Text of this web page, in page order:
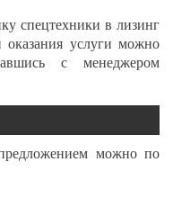
спецтехники в лизинг
услуги можно
с менеджером
можно по